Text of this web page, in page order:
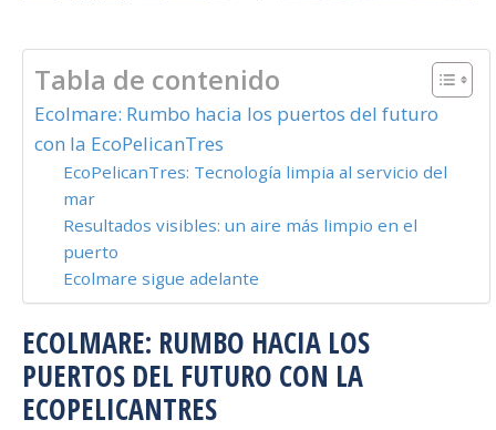
Tabla de contenido
Ecolmare: Rumbo hacia los puertos del futuro
con la EcoPelicanTres
EcoPelicanTres: Tecnología limpia al servicio del
mar
Resultados visibles: un aire más limpio en el
puerto
Ecolmare sigue adelante
ECOLMARE: RUMBO HACIA LOS
PUERTOS DEL FUTURO CON LA
ECOPELICANTRES